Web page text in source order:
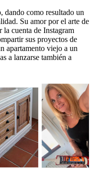
dando como resultado un
Su amor por el arte de
la cuenta de Instagram
sus proyectos de
apartamento viejo a un
a lanzarse también a